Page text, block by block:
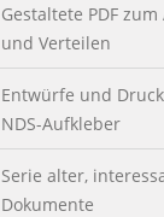
Gestaltete PDF
und Verteilen
Entwürfe und
NDS-Aufkleber
Serie alter,
Dokumente